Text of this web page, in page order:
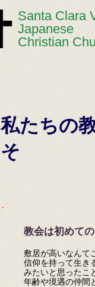
​​Santa Clara
Japanese
Christian
私たちの
そ
教会は初めて
敷居が高いなんて
信仰を持って生き
みたいと思ったこ
年齢や境遇の仲間